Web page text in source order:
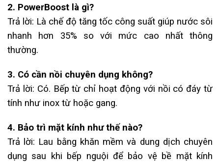
2. PowerBoost là gì?
Trả lời: Là chế độ tăng tốc công suất giúp nước sôi
nhanh hơn 35% so với mức cao nhất thông
thường.
3. Có cần nồi chuyên dụng không?
Trả lời: Có. Bếp từ chỉ hoạt động với nồi có đáy từ
tính như inox từ hoặc gang.
4. Bảo trì mặt kính như thế nào?
Trả lời: Lau bằng khăn mềm và dung dịch chuyên
dụng sau khi bếp nguội để bảo vệ bề mặt kính